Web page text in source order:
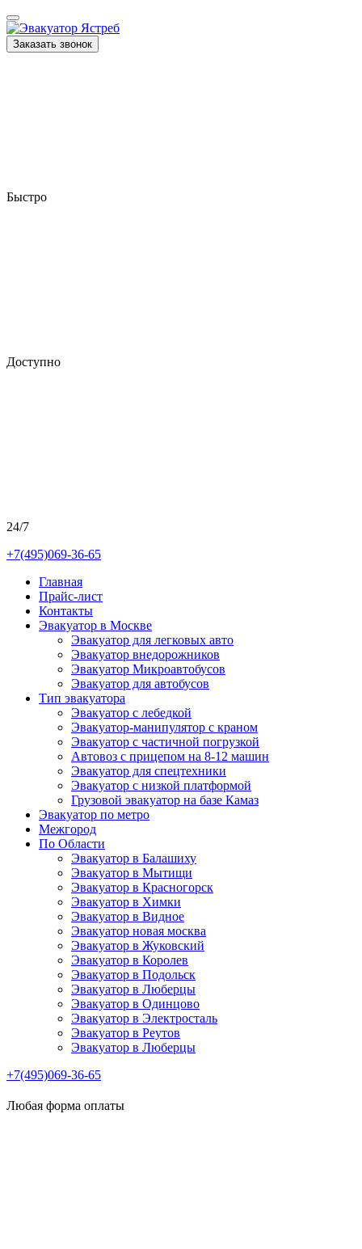
Заказать звонок
Быстро
Доступно
24/7
+7(495)069-36-65
Главная
Прайс-лист
Контакты
Эвакуатор в Москве
Эвакуатор для легковых авто
Эвакуатор внедорожников
Эвакуатор Микроавтобусов
Эвакуатор для автобусов
Тип эвакуатора
Эвакуатор с лебедкой
Эвакуатор-манипулятор с краном
Эвакуатор с частичной погрузкой
Автовоз с прицепом на 8-12 машин
Эвакуатор для спецтехники
Эвакуатор с низкой платформой
Грузовой эвакуатор на базе Камаз
Эвакуатор по метро
Межгород
По Области
Эвакуатор в Балашиху
Эвакуатор в Мытищи
Эвакуатор в Красногорск
Эвакуатор в Химки
Эвакуатор в Видное
Эвакуатор новая москва
Эвакуатор в Жуковский
Эвакуатор в Королев
Эвакуатор в Подольск
Эвакуатор в Люберцы
Эвакуатор в Одинцово
Эвакуатор в Электросталь
Эвакуатор в Реутов
Эвакуатор в Люберцы
+7(495)069-36-65
Любая форма оплаты